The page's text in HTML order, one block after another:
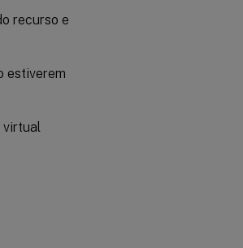
recurso e
estiverem
virtual